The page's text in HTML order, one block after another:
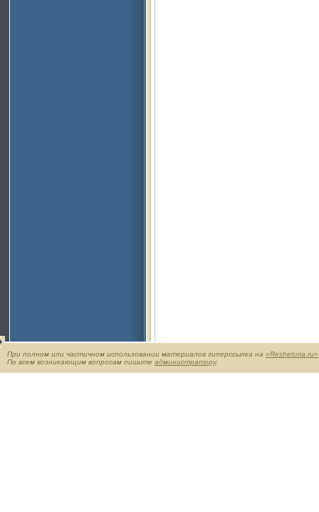
При полном или частичном использовании материалов гиперссылка на «Reshetoria.ru»
По всем возникающим вопросам пишите администратору.